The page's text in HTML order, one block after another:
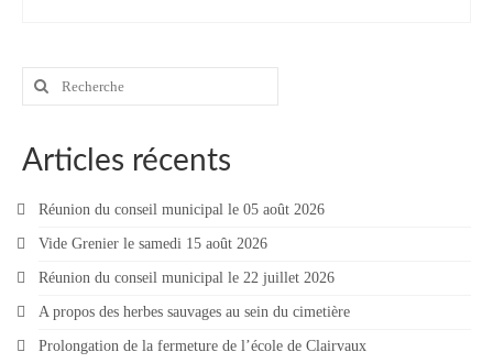
Rechercher
Articles récents
Réunion du conseil municipal le 05 août 2026
Vide Grenier le samedi 15 août 2026
Réunion du conseil municipal le 22 juillet 2026
A propos des herbes sauvages au sein du cimetière
Prolongation de la fermeture de l’école de Clairvaux